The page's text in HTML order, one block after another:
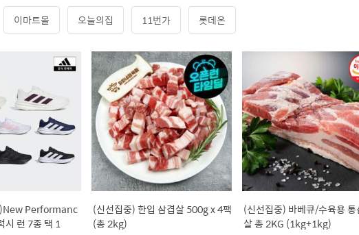
이마트몰 오늘의집 11번가 롯데온
듬뿍 사과즙
량 100포 벌크
(아이허브) 나우푸드 마그네슘 글리
시네이트 180정 2개
(신선집중) 수향미 10kg 25년 햅쌀
골든퀸3호 상등급